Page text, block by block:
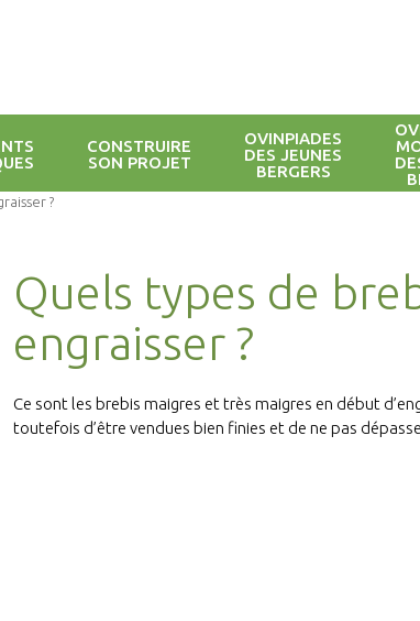
CONSTRUIRE
SON PROJET
OVINPIADES
DES JEUNES
BERGERS
?
Quels types de
engraisser ?
Ce sont les brebis maigres et très maigres en début
toutefois d’être vendues bien finies et de ne pas